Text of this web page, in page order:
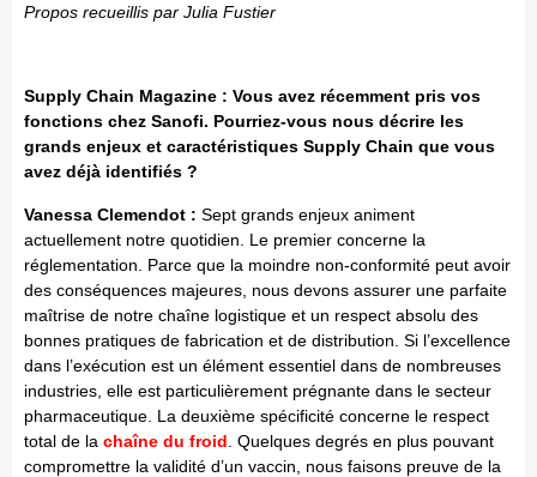
Propos recueillis par Julia Fustier
Supply Chain Magazine : Vous avez récemment pris vos
fonctions chez Sanofi. Pourriez-vous nous décrire les
grands enjeux et caractéristiques Supply Chain que vous
avez déjà identifiés ?
Vanessa Clemendot : Sept grands enjeux animent
actuellement notre quotidien. Le premier concerne la
réglementation. Parce que la moindre non-conformité peut avoir
des conséquences majeures, nous devons assurer une parfaite
maîtrise de notre chaîne logistique et un respect absolu des
bonnes pratiques de fabrication et de distribution. Si l’excellence
dans l’exécution est un élément essentiel dans de nombreuses
industries, elle est particulièrement prégnante dans le secteur
pharmaceutique. La deuxième spécificité concerne le respect
total de la chaîne du froid . Quelques degrés en plus pouvant
compromettre la validité d’un vaccin, nous faisons preuve de la